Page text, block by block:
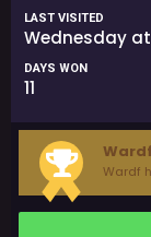
LAST VISITED
Wednesday at
DAYS WON
11
Wardf